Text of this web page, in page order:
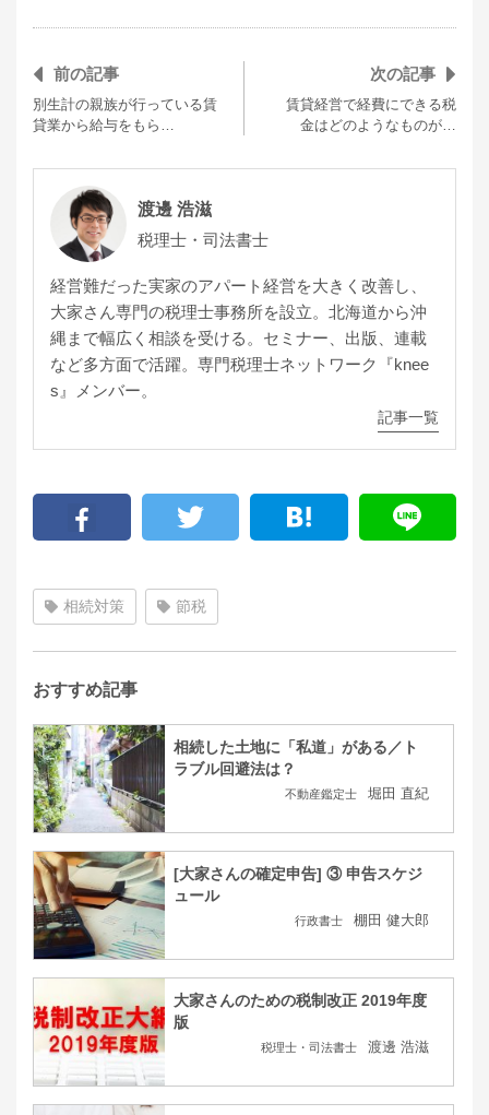
前の記事
別生計の親族が行っている賃
貸業から給与をもら…
次の記事
賃貸経営で経費にできる税
金はどのようなものが…
渡邊 浩滋
税理士・司法書士
経営難だった実家のアパート経営を大きく改善し、
大家さん専門の税理士事務所を設立。北海道から沖
縄まで幅広く相談を受ける。セミナー、出版、連載
など多方面で活躍。専門税理士ネットワーク『knee
s』メンバー。
記事一覧
相続対策 節税
おすすめ記事
相続した土地に「私道」がある／ト
ラブル回避法は？
不動産鑑定士 堀田 直紀
[大家さんの確定申告] ③ 申告スケジ
ュール
行政書士 棚田 健大郎
大家さんのための税制改正 2019年度
版
税理士・司法書士 渡邊 浩滋